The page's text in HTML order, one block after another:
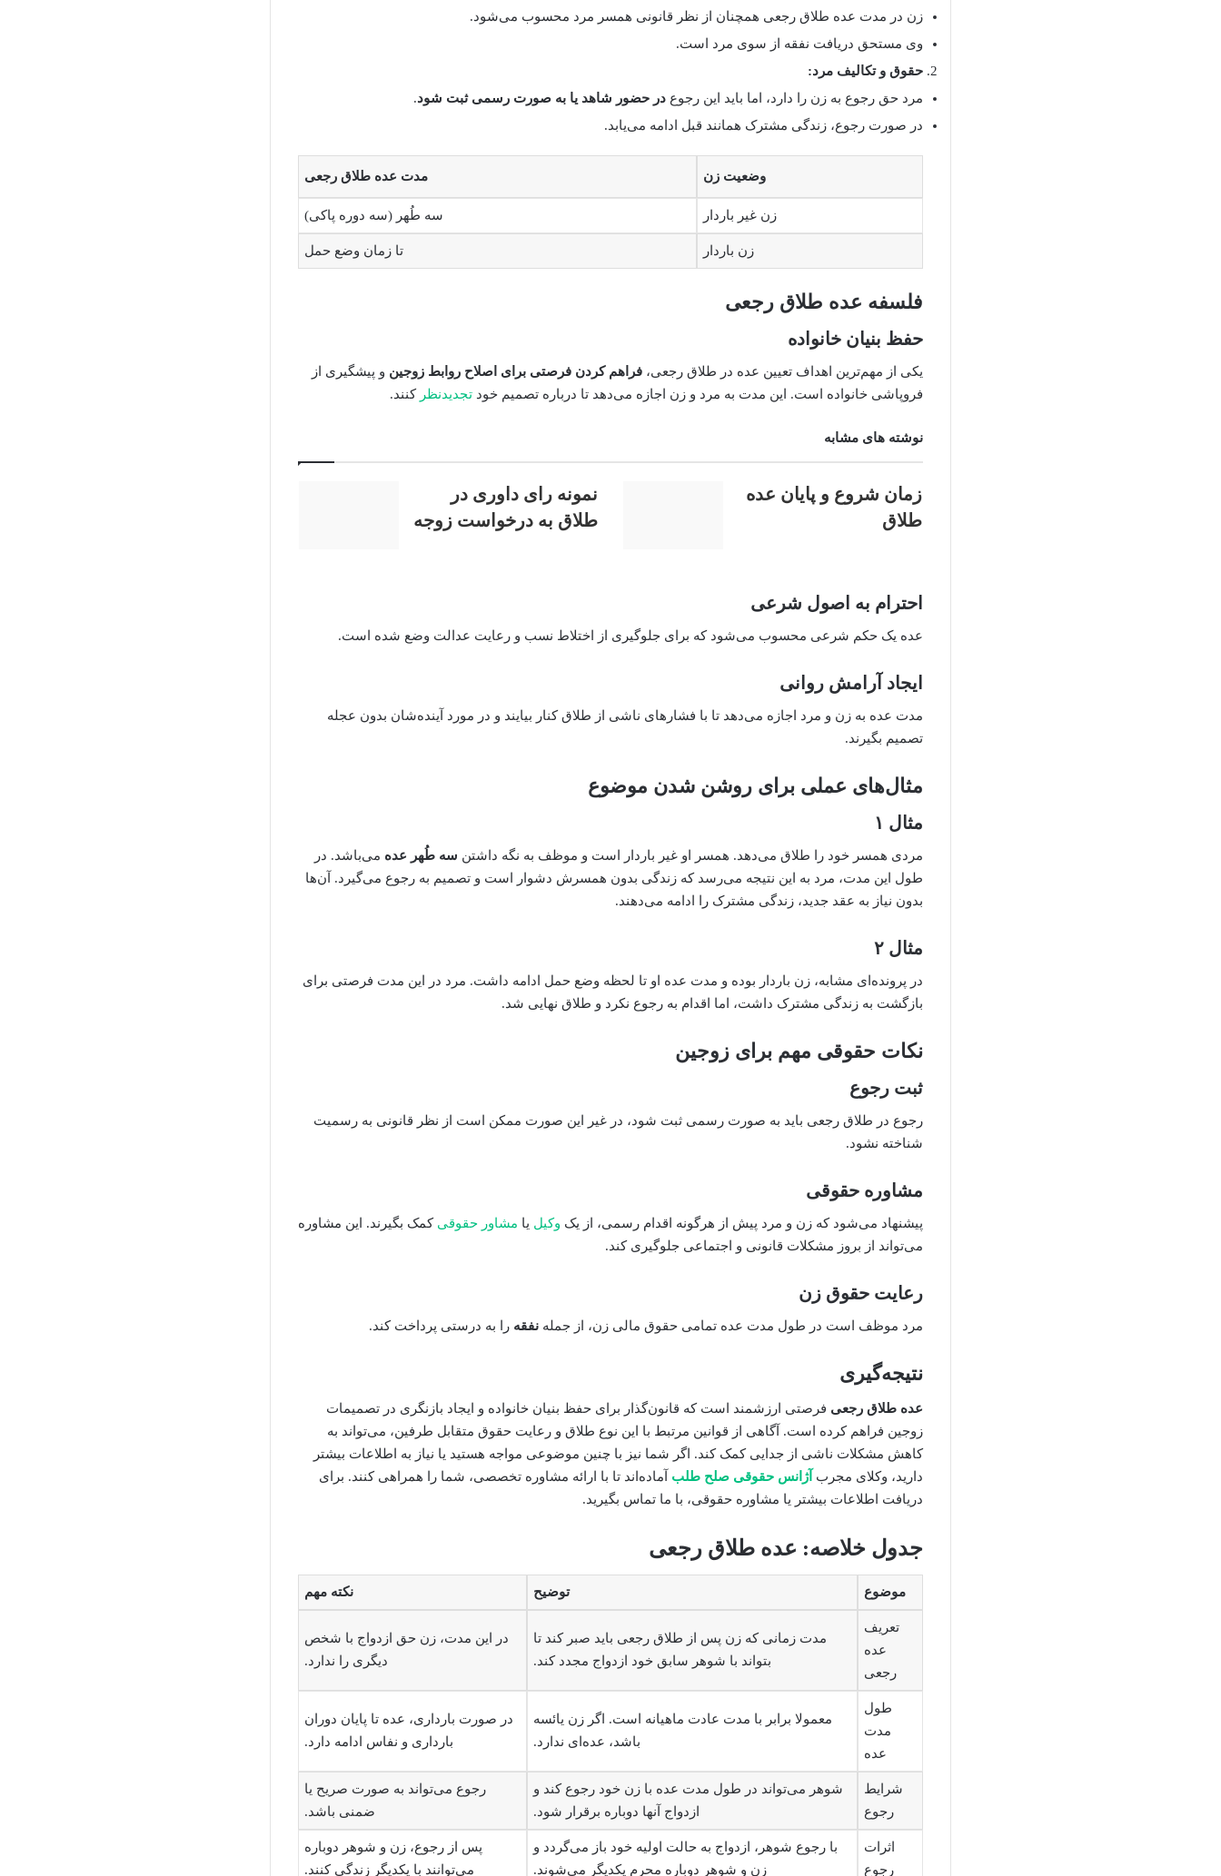
زن در مدت عده طلاق رجعی همچنان از نظر قانونی همسر مرد محسوب می‌شود.
وی مستحق دریافت نفقه از سوی مرد است.
حقوق و تکالیف مرد:
مرد حق رجوع به زن را دارد، اما باید این رجوع در حضور شاهد یا به صورت رسمی ثبت شود.
در صورت رجوع، زندگی مشترک همانند قبل ادامه می‌یابد.
وضعیت زن مدت عده طلاق رجعی
زن غیر باردار سه طُهر (سه دوره پاکی)
زن باردار تا زمان وضع حمل
فلسفه عده طلاق رجعی
حفظ بنیان خانواده
یکی از مهم‌ترین اهداف تعیین عده در طلاق رجعی، فراهم کردن فرصتی برای اصلاح روابط زوجین و پیشگیری از
فروپاشی خانواده است. این مدت به مرد و زن اجازه می‌دهد تا درباره تصمیم خود تجدیدنظر کنند.
نوشته های مشابه
نمونه رای داوری در
طلاق به درخواست زوجه
زمان شروع و پایان عده
طلاق
احترام به اصول شرعی
عده یک حکم شرعی محسوب می‌شود که برای جلوگیری از اختلاط نسب و رعایت عدالت وضع شده است.
ایجاد آرامش روانی
مدت عده به زن و مرد اجازه می‌دهد تا با فشارهای ناشی از طلاق کنار بیایند و در مورد آینده‌شان بدون عجله
تصمیم بگیرند.
مثال‌های عملی برای روشن شدن موضوع
مثال ۱
مردی همسر خود را طلاق می‌دهد. همسر او غیر باردار است و موظف به نگه داشتن سه طُهر عده می‌باشد. در
طول این مدت، مرد به این نتیجه می‌رسد که زندگی بدون همسرش دشوار است و تصمیم به رجوع می‌گیرد. آن‌ها
بدون نیاز به عقد جدید، زندگی مشترک را ادامه می‌دهند.
مثال ۲
در پرونده‌ای مشابه، زن باردار بوده و مدت عده او تا لحظه وضع حمل ادامه داشت. مرد در این مدت فرصتی برای
بازگشت به زندگی مشترک داشت، اما اقدام به رجوع نکرد و طلاق نهایی شد.
نکات حقوقی مهم برای زوجین
ثبت رجوع
رجوع در طلاق رجعی باید به صورت رسمی ثبت شود، در غیر این صورت ممکن است از نظر قانونی به رسمیت
شناخته نشود.
مشاوره حقوقی
پیشنهاد می‌شود که زن و مرد پیش از هرگونه اقدام رسمی، از یک وکیل یا مشاور حقوقی کمک بگیرند. این مشاوره
می‌تواند از بروز مشکلات قانونی و اجتماعی جلوگیری کند.
رعایت حقوق زن
مرد موظف است در طول مدت عده تمامی حقوق مالی زن، از جمله نفقه را به درستی پرداخت کند.
نتیجه‌گیری
عده طلاق رجعی فرصتی ارزشمند است که قانون‌گذار برای حفظ بنیان خانواده و ایجاد بازنگری در تصمیمات
زوجین فراهم کرده است. آگاهی از قوانین مرتبط با این نوع طلاق و رعایت حقوق متقابل طرفین، می‌تواند به
کاهش مشکلات ناشی از جدایی کمک کند. اگر شما نیز با چنین موضوعی مواجه هستید یا نیاز به اطلاعات بیشتر
دارید، وکلای مجرب آژانس حقوقی صلح طلب آماده‌اند تا با ارائه مشاوره تخصصی، شما را همراهی کنند. برای
دریافت اطلاعات بیشتر یا مشاوره حقوقی، با ما تماس بگیرید.
جدول خلاصه: عده طلاق رجعی
موضوع توضیح نکته مهم
تعریف
عده
رجعی
مدت زمانی که زن پس از طلاق رجعی باید صبر کند تا
بتواند با شوهر سابق خود ازدواج مجدد کند.
در این مدت، زن حق ازدواج با شخص
دیگری را ندارد.
طول
مدت
عده
معمولا برابر با مدت عادت ماهیانه است. اگر زن یائسه
باشد، عده‌ای ندارد.
در صورت بارداری، عده تا پایان دوران
بارداری و نفاس ادامه دارد.
شرایط
رجوع
شوهر می‌تواند در طول مدت عده با زن خود رجوع کند و
ازدواج آنها دوباره برقرار شود.
رجوع می‌تواند به صورت صریح یا
ضمنی باشد.
اثرات
رجوع
با رجوع شوهر، ازدواج به حالت اولیه خود باز می‌گردد و
زن و شوهر دوباره محرم یکدیگر می‌شوند.
پس از رجوع، زن و شوهر دوباره
می‌توانند با یکدیگر زندگی کنند.